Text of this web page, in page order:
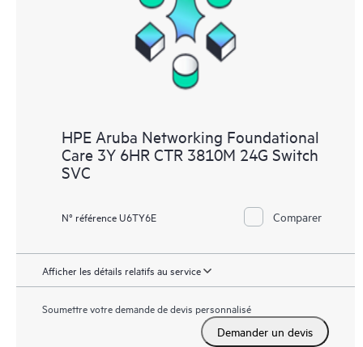
HPE Aruba Networking Foundational
Care 3Y 6HR CTR 3810M 24G Switch
SVC
N° référence U6TY6E Comparer
Afficher les détails relatifs au service
Soumettre votre demande de devis personnalisé
Demander un devis